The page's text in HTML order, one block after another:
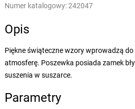
Numer katalogowy:242047
Opis
Piękne świąteczne wzory wprowadzą
atmosferę. Poszewka posiada zamek
suszenia w suszarce.
Parametry